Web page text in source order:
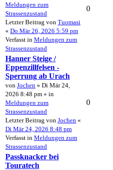
Meldungen zum
Strassenzustand
Letzter Beitrag von Tuomasi
« Do Mär 26, 2026 5:59 pm
Verfasst in Meldungen zum
Strassenzustand
0
Hanner Steige /
Eppenzillfelsen -
Sperrung ab Urach
von Jochen » Di Mär 24,
2026 8:48 pm » in
Meldungen zum
Strassenzustand
Letzter Beitrag von Jochen «
Di Mär 24, 2026 8:48 pm
Verfasst in Meldungen zum
Strassenzustand
0
Passknacker bei
Touratech